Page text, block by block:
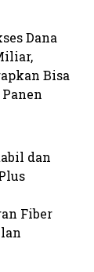
Dana
Bisa
dan
Fiber